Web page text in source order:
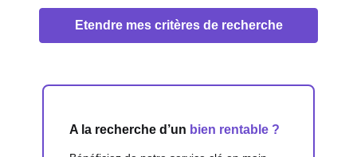
Etendre mes critères de recherche
A la recherche d’un bien rentable ?